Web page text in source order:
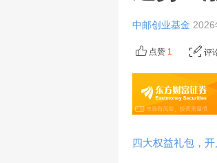
中邮创业基金
点赞 1 评
四大权益礼包，